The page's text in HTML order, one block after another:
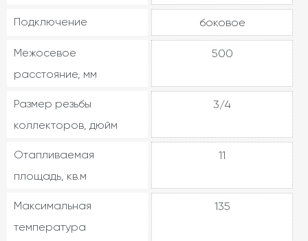
Подключение боковое
Межосевое
расстояние, мм
500
Размер резьбы
коллекторов, дюйм
3/4
Отапливаемая
площадь, кв.м
11
Максимальная
температура
135